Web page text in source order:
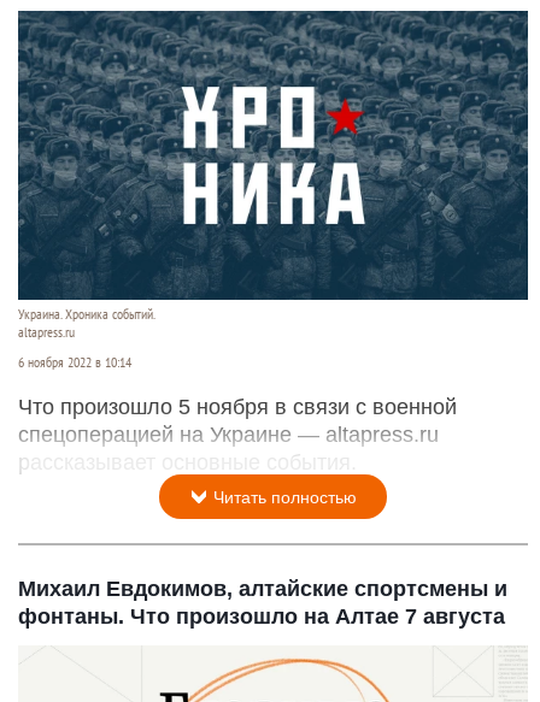
Украина. Хроника событий.
altapress.ru
6 ноября 2022 в 10:14
Что произошло 5 ноября в связи с военной
спецоперацией на Украине — altapress.ru
рассказывает основные события.
Читать полностью
Михаил Евдокимов, алтайские спортсмены и
фонтаны. Что произошло на Алтае 7 августа